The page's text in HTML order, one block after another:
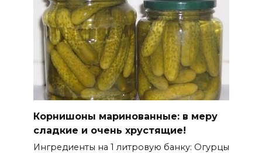
Корнишоны маринованные: в меру
сладкие и очень хрустящие!
Ингредиенты на 1 литровую банку: Огурцы